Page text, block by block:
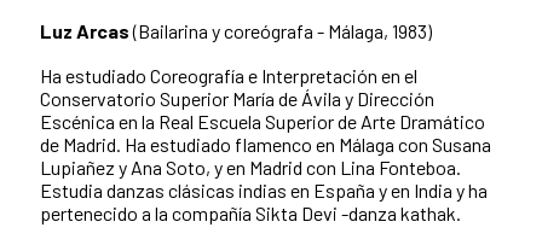
Luz Arcas(Bailarina y coreógrafa - Málaga, 1983)
Ha estudiado Coreografía e Interpretación en el
Conservatorio Superior María de Ávila y Dirección
Escénica en la Real Escuela Superior de Arte Dramático
de Madrid. Ha estudiado flamenco en Málaga con Susana
Lupiañez y Ana Soto, y en Madrid con Lina Fonteboa.
Estudia danzas clásicas indias en España y en India y ha
pertenecido a la compañía Sikta Devi -danza kathak.